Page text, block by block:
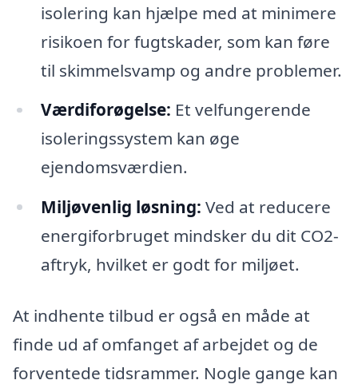
isolering kan hjælpe med at minimere
risikoen for fugtskader, som kan føre
til skimmelsvamp og andre problemer.
Værdiforøgelse: Et velfungerende
isoleringssystem kan øge
ejendomsværdien.
Miljøvenlig løsning: Ved at reducere
energiforbruget mindsker du dit CO2-
aftryk, hvilket er godt for miljøet.
At indhente tilbud er også en måde at
finde ud af omfanget af arbejdet og de
forventede tidsrammer. Nogle gange kan